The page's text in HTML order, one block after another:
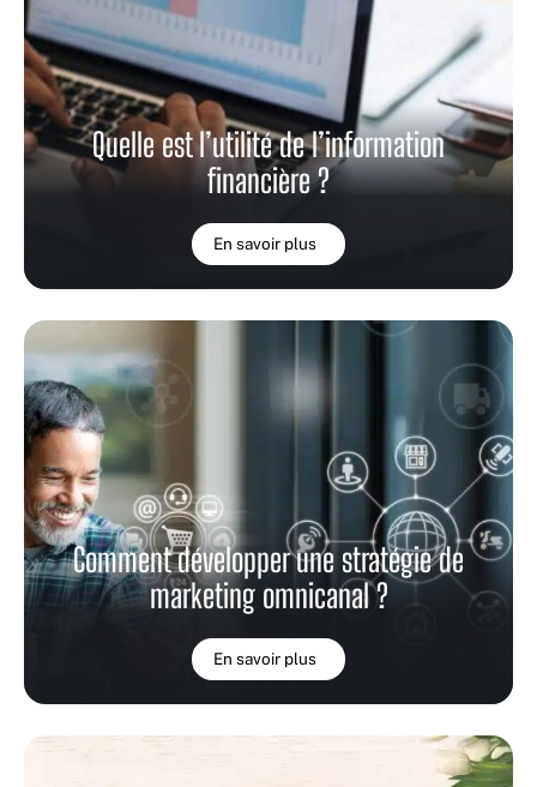
Quelle est l’utilité de l’information
financière ?
En savoir plus
Comment développer une stratégie de
marketing omnicanal ?
En savoir plus